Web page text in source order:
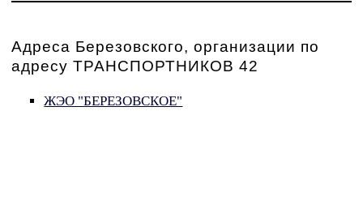
Адреса Березовского, организации по
адресу ТРАНСПОРТНИКОВ 42
ЖЭО "БЕРЕЗОВСКОЕ"